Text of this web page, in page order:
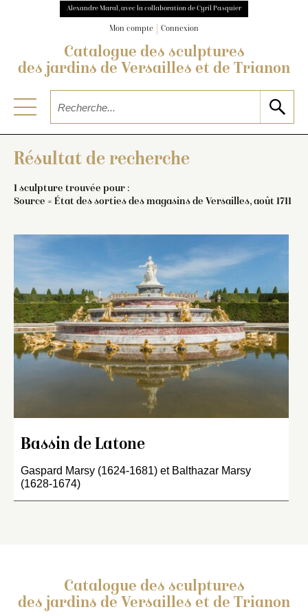
Alexandre Maral, avec la collaboration de Cyril Pasquier
Mon compte Connexion
Catalogue des sculptures
des jardins de Versailles et de Trianon
Résultat de recherche
1 sculpture trouvée pour :
Source = État des sorties des magasins de Versailles, août 1711
Bassin de Latone
Gaspard Marsy (1624-1681) et Balthazar Marsy
(1628-1674)
Catalogue des sculptures
des jardins de Versailles et de Trianon